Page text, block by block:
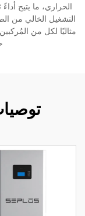
الحراري، ما يتيح
التشغيل الخالي من
مثاليًا لكل من